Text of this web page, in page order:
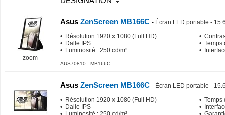
zoom
Asus ZenScreen MB166C - Écran LED portable -
• Résolution 1920 x 1080 (Full HD)
• Dalle IPS
• Luminosité : 250 cd/m²
•
• Temps
•
AUS70810 MB166C
Asus ZenScreen MB166C - Écran LED portable -
• Résolution 1920 x 1080 (Full HD)
• Dalle IPS
• Temps
•